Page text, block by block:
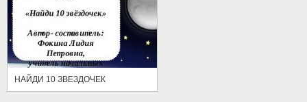
НАЙДИ 10 ЗВЕЗДОЧЕК